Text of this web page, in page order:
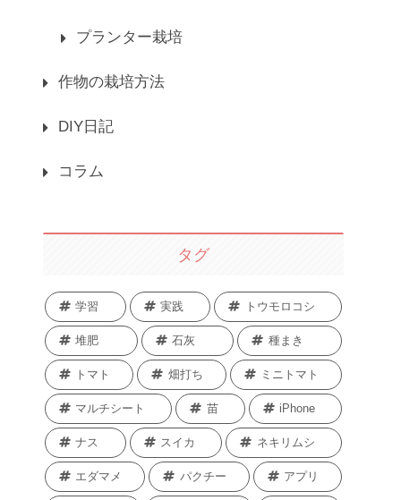
プランター栽培
作物の栽培方法
DIY日記
コラム
タグ
学習 実践 トウモロコシ
堆肥 石灰 種まき
トマト 畑打ち ミニトマト
マルチシート 苗 iPhone
ナス スイカ ネキリムシ
エダマメ パクチー アプリ